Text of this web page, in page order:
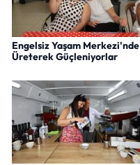
Engelsiz Yaşam Merkezi'nde
Üreterek Güçleniyorlar